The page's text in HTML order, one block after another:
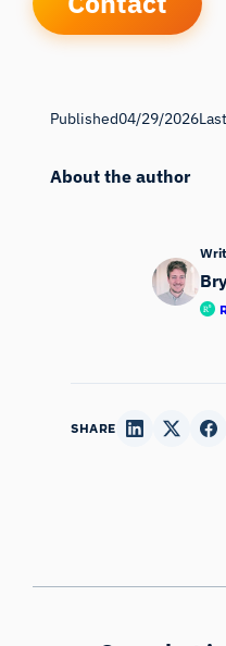
Published04/29/2026
About the author
SHARE